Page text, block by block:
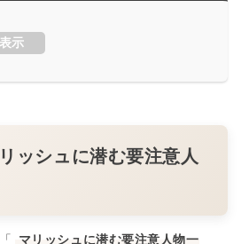
を創出し、誰もが自然に人とつな
表示
ッシュに潜む要注意人
マリッシュに潜む要注意人物一